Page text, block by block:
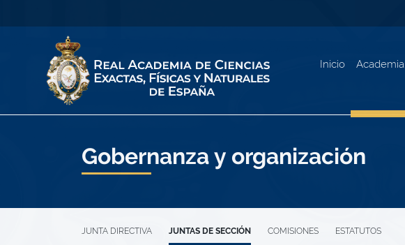
Inicio Academia
Gobernanza y organización
JUNTA DIRECTIVA JUNTAS DE SECCIÓN COMISIONES ESTATUTOS